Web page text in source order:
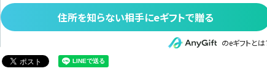
住所を知らない相手にeギフトで贈る
のeギフトとは